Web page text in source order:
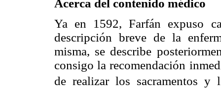
Acerca del contenido médico
Ya en 1592, Farfán expuso
descripción breve de la
misma, se describe
consigo la recomendación
de realizar los sacramentos y